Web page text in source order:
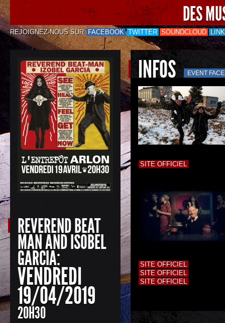
DES
REJOIGNEZ-NOUS SUR FACEBOOK TWITTER SOUNDCLOUD
REVEREND BEAT
MAN AND ISOBEL
GARCIA:
VENDREDI
19/04/2019
20H30
INFOS EVENT
SITE OFFICIEL
SITE OFFICIEL
SITE OFFICIEL
SITE OFFICIEL